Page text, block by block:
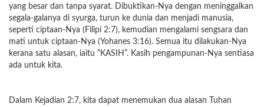
yang besar dan tanpa syarat. Dibuktikan-Nya dengan meninggalkan
segala-galanya di syurga, turun ke dunia dan menjadi manusia,
seperti ciptaan-Nya (Filipi 2:7), kemudian mengalami sengsara dan
mati untuk ciptaan-Nya (Yohanes 3:16). Semua itu dilakukan-Nya
kerana satu alasan, iaitu “KASIH”. Kasih pengampunan-Nya sentiasa
ada untuk kita.
Dalam Kejadian 2:7, kita dapat menemukan dua alasan Tuhan